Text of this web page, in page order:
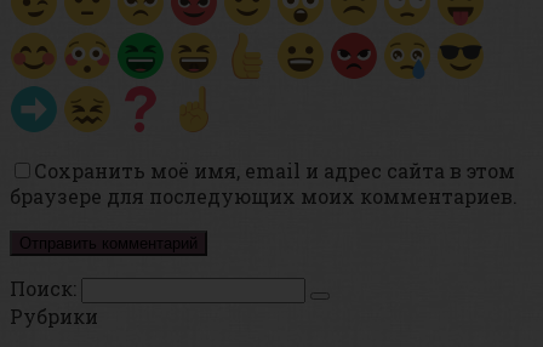
Сохранить моё имя, email и адрес сайта в этом
браузере для последующих моих комментариев.
Поиск:
Рубрики